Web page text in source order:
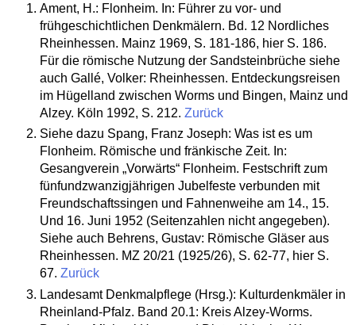
Ament, H.: Flonheim. In: Führer zu vor- und
frühgeschichtlichen Denkmälern. Bd. 12 Nordliches
Rheinhessen. Mainz 1969, S. 181-186, hier S. 186.
Für die römische Nutzung der Sandsteinbrüche siehe
auch Gallé, Volker: Rheinhessen. Entdeckungsreisen
im Hügelland zwischen Worms und Bingen, Mainz und
Alzey. Köln 1992, S. 212. Zurück
Siehe dazu Spang, Franz Joseph: Was ist es um
Flonheim. Römische und fränkische Zeit. In:
Gesangverein „Vorwärts“ Flonheim. Festschrift zum
fünfundzwanzigjährigen Jubelfeste verbunden mit
Freundschaftssingen und Fahnenweihe am 14., 15.
Und 16. Juni 1952 (Seitenzahlen nicht angegeben).
Siehe auch Behrens, Gustav: Römische Gläser aus
Rheinhessen. MZ 20/21 (1925/26), S. 62-77, hier S.
67. Zurück
Landesamt Denkmalpflege (Hrsg.): Kulturdenkmäler in
Rheinland-Pfalz. Band 20.1: Kreis Alzey-Worms.